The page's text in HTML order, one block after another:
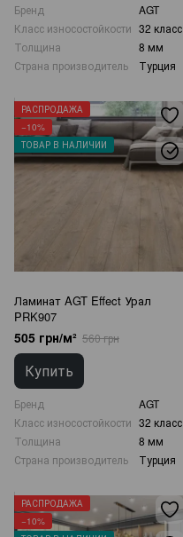
Бренд
AGT
Класс износостойкости 32 класс
Толщина
8 мм
Страна производитель
Турция
РАСПРОДАЖА
−10%
ТОВАР В НАЛИЧИИ
Ламинат AGT Effect Урал
PRK907
505 грн/м² 560 грн
Купить
Бренд
AGT
Класс износостойкости 32 класс
Толщина
8 мм
Страна производитель
Турция
РАСПРОДАЖА
−10%